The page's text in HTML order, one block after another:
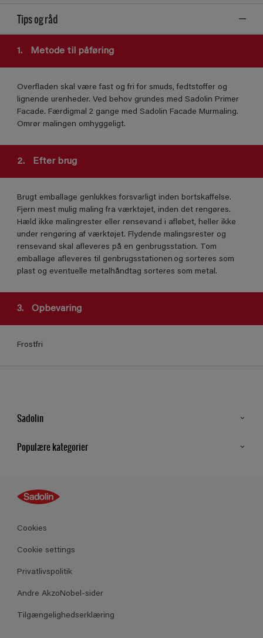
Tips og råd
1. Metode til påføring
Overfladen skal være fast og fri for smuds, fedtstoffer og
lignende urenheder. Ved behov grundes med Sadolin Primer
Facade. Færdigmal 2 gange med Sadolin Facade Murmaling.
Omrør malingen omhyggeligt.
2. Efter brug
Brugt emballage genlukkes forsvarligt inden bortskaffelse.
Fjern mest mulig maling fra værktøjet, inden det rengøres.
Hæld ikke malingrester eller rensevand i afløbet, heller ikke
under rengøring af værktøjet. Flydende malingsrester og
rensevand skal afleveres på en genbrugsstation. Tom
emballage afleveres til genbrugsstationen og sorteres som
plast og eventuelle metalhåndtag sorteres som metal.
3. Opbevaring
Frostfri
Sadolin
Populære kategorier
Farver
Produkter
Cookies
Cookie settings
Privatlivspolitik
Andre AkzoNobel-sider
Tilgængelighedserklæring